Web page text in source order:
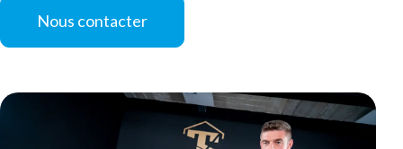
Nous contacter